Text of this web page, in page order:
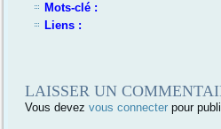
Mots-clé :
Liens :
LAISSER UN
Vous devezvous connecter pour